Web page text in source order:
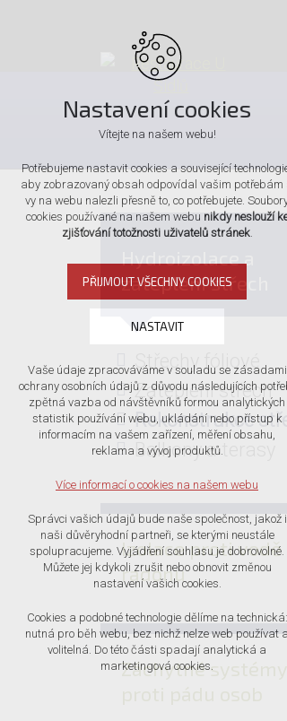
zateplení střech
Střechy fóliové
Zateplení střech
Rekonstrukce
Balkony a terasy
Izolace proti vodě a
radonu
Záchytné systémy
Nastavení cookies
Vítejte na našem webu!
Potřebujeme nastavit cookies a související
aby zobrazovaný obsah odpovídal vašim potřebám
vy na webu nalezli přesně to, co potřebujete.
cookies používané na našem webu nikdy neslouží
zjišťování totožnosti uživatelů stránek.
PŘIJMOUT VŠECHNY COOKIES
NASTAVIT
Technická cookies
nutná pro provozování webu
udržení kontextu stránek (session): případná
přihlášení, volby jazyka, apod.
analytická pro anonymizované vyhodnocení
návštěvnosti
Více informací o cookies na našem webu
ODMÍTNOUT VŠE
Vaše údaje zpracováváme v souladu se zásadami
ochrany osobních údajů z důvodu následujících
zpětná vazba od návštěvníků formou analytických
statistik používání webu, ukládání nebo přístup k
informacím na vašem zařízení, měření obsahu,
reklama a vývoj produktů.
Více informací o cookies na našem webu
Správci vašich údajů bude naše společnost, jakož i
naši důvěryhodní partneři, se kterými neustále
spolupracujeme. Vyjádření souhlasu je dobrovolné.
Můžete jej kdykoli zrušit nebo obnovit změnou
nastavení vašich cookies.
Cookies a podobné technologie dělíme na technická:
nutná pro běh webu, bez nichž nelze web používat a
volitelná. Do této části spadají analytická a
marketingová cookies.